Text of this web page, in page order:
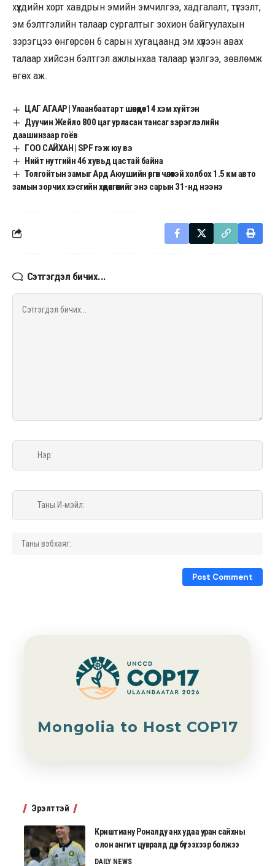
хүүхдийн хорт хавдрын эмийн эмчилгээ, хадгалалт, түгээлт,
эм бэлтгэлийн талаар сургалтыг зохион байгуулахын
зэрэгцээ өнгөрсөн 6 сарын хугацаанд эм хүлээн авах
талаар хийсэн бэлтгэл ажлынхаа талаар үнэлгээ, зөвлөмж
өгөх аж.
ЦАГ АГААР | Улаанбаатарт шөнөдөө -14 хэм хүйтэн
Дуучин Жейло 800 цаг урласан тансаг зэрэглэлийн
даашинзаар гоёв
ГОО САЙХАН | SPF гэж юу вэ
Нийт нутгийн 46 хувьд цастай байна
Толгойтын замыг Ард Аюушийн өргөн чөлөөтэй холбох 1.5 км авто
замын зорчих хэсгийн хөдөлгөөнийг энэ сарын 31-нд нээнэ
Сэтгэгдэл бичих...
Mongolia to Host COP17
Эрэлттэй
Криштиану Роналду анх удаа уран сайхны
олон ангит цувралд дүр бүтээхээр болжээ
DAILY NEWS